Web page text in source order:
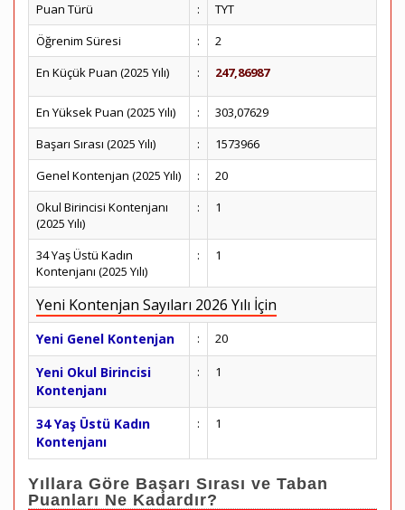
Puan Türü
:
TYT
Öğrenim Süresi
:
2
En Küçük Puan (2025 Yılı)
: 247,86987
En Yüksek Puan (2025 Yılı) :
303,07629
Başarı Sırası (2025 Yılı)
:
1573966
Genel Kontenjan (2025 Yılı)
:
20
Okul Birincisi Kontenjanı
(2025 Yılı)
: 1
34 Yaş Üstü Kadın
Kontenjanı (2025 Yılı)
: 1
Yeni Kontenjan Sayıları 2026 Yılı İçin
Yeni Genel Kontenjan : 20
Yeni Okul Birincisi
Kontenjanı
: 1
34 Yaş Üstü Kadın
Kontenjanı
: 1
Yıllara Göre Başarı Sırası ve Taban
Puanları Ne Kadardır?